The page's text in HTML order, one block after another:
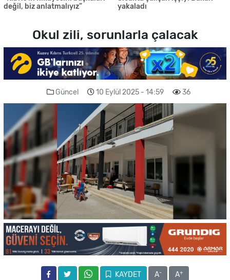
değil, biz anlatmalıyız”
yakaladı
Okul zili, sorunlarla çalacak
Güncel 10 Eylül 2025 - 14:59 36
KAYDET A- A+